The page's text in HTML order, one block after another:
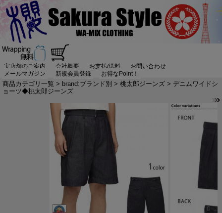
実店舗のご案内 会社概要 お支払/送料
お問い合わせ
メールマガジン
新規会員登録 お得なPoint！
商品カテゴリ一覧 > brand:ブランド別 > 桃太郎ジーンズ > デニムワイドシ
ョーツ◆桃太郎ジーンズ